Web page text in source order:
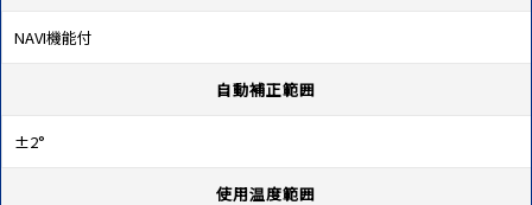
NAVI機能付
自動補正範囲
±2°
使用温度範囲